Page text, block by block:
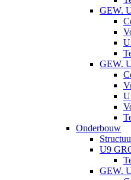
GEW.
GEW.
Onderbouw
U9
GEW.